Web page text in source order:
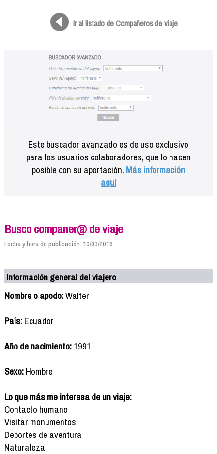
Ir al listado de Compañeros de viaje
Este buscador avanzado es de uso exclusivo
para los usuarios colaboradores, que lo hacen
posible con su aportación. Más información
aquí
Busco companer@ de viaje
Fecha y hora de publicación: 19/03/2016
Información general del viajero
Nombre o apodo:Walter
País:Ecuador
Año de nacimiento:1991
Sexo:Hombre
Lo que más me interesa de un viaje:
Contacto humano
Visitar monumentos
Deportes de aventura
Naturaleza